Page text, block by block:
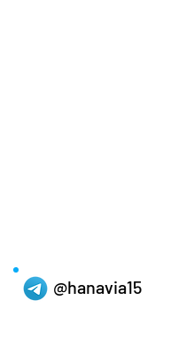
@hanavia15